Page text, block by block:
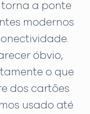
torna a ponte
modernos
óbvio,
o que
dos cartões
usado até